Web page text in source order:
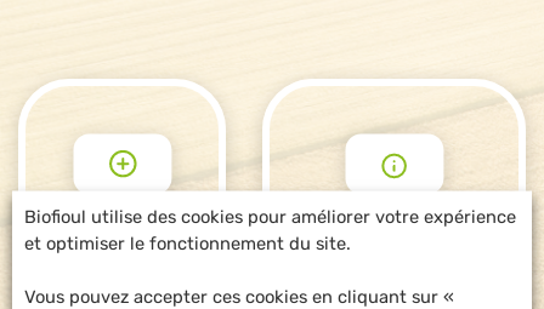
POUR ALLER
PLUS LOIN
DEMANDE
D'INFORMATIONS
Biofioul utilise des cookies pour améliorer votre expérience
et optimiser le fonctionnement du site.
Vous pouvez accepter ces cookies en cliquant sur «